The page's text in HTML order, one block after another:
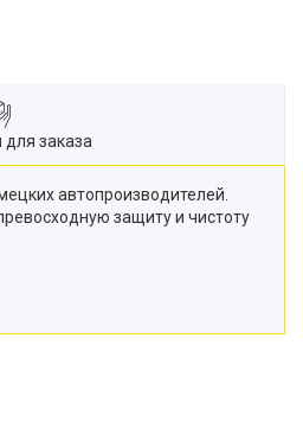
заказа
автопроизводителей.
защиту и чистоту